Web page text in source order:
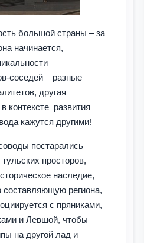
большой страны – за
начинается,
соседей – разные
другая
контексте развития
кажутся другими!
постарались
просторов,
наследие,
составляющую региона,
с пряниками,
и Левшой, чтобы
на другой лад и